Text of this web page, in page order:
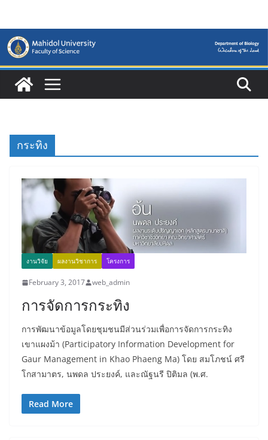
content
กระทิง
งานวิจัย ผลงานวิชาการ โครงการ
February 3, 2017 web_admin
การจัดการกระทิง
การพัฒนาข้อมูลโดยชุมชนมีส่วนร่วมเพื่อการจัดการกระทิง
เขาแผงม้า (Participatory Information Development for
Gaur Management in Khao Phaeng Ma) โดย สมโภชน์ ศรี
โกสามาตร, นพดล ประยงค์, และณัฐนรี ปิติมล (พ.ศ.
Read More